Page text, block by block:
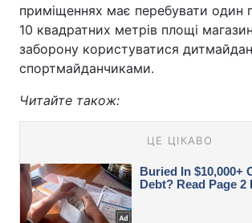
приміщеннях має перебувати один
10 квадратних метрів площі
заборону користуватися
спортмайданчиками.
Читайте також: